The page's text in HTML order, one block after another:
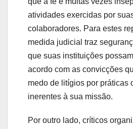
atividades exercidas por
colaboradores. Para estes
medida judicial traz
que suas instituições
acordo com as convicções
medo de litígios por práticas
inerentes à sua missão.
Por outro lado, críticos